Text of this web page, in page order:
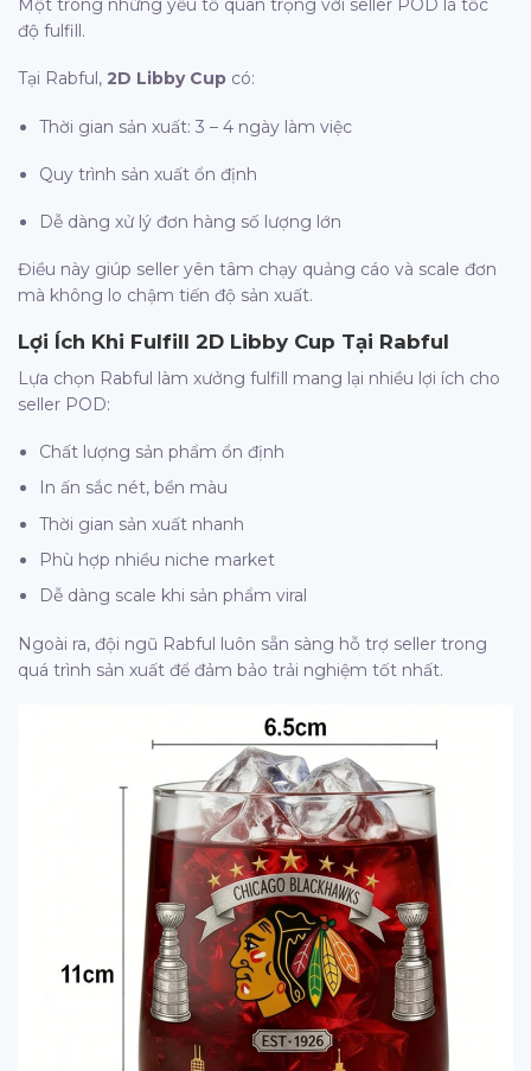
Một trong những yếu tố quan trọng với seller POD là tốc
độ fulfill.
Tại Rabful, 2D Libby Cup có:
Thời gian sản xuất: 3 – 4 ngày làm việc
Quy trình sản xuất ổn định
Dễ dàng xử lý đơn hàng số lượng lớn
Điều này giúp seller yên tâm chạy quảng cáo và scale đơn
mà không lo chậm tiến độ sản xuất.
Lợi Ích Khi Fulfill 2D Libby Cup Tại Rabful
Lựa chọn Rabful làm xưởng fulfill mang lại nhiều lợi ích cho
seller POD:
Chất lượng sản phẩm ổn định
In ấn sắc nét, bền màu
Thời gian sản xuất nhanh
Phù hợp nhiều niche market
Dễ dàng scale khi sản phẩm viral
Ngoài ra, đội ngũ Rabful luôn sẵn sàng hỗ trợ seller trong
quá trình sản xuất để đảm bảo trải nghiệm tốt nhất.